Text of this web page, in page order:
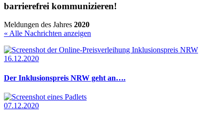
barrierefrei kommunizieren!
Meldungen des Jahres 2020
« Alle Nachrichten anzeigen
16.12.2020
Der Inklusionspreis NRW geht an….
07.12.2020